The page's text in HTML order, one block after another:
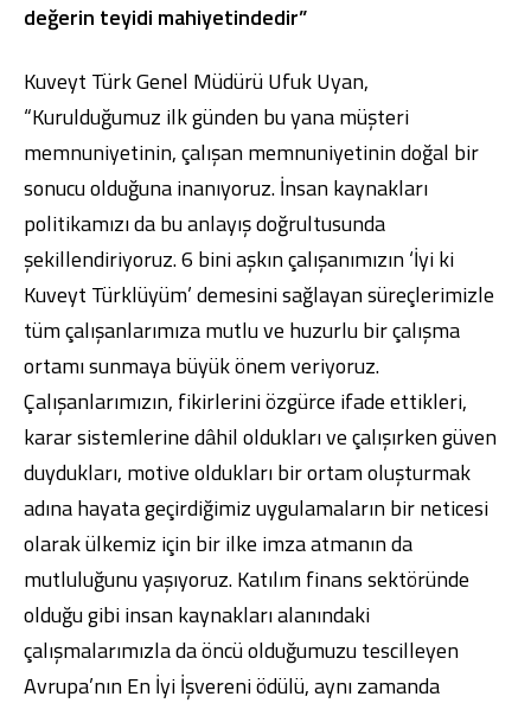
değerin teyidi mahiyetindedir”
Kuveyt Türk Genel Müdürü Ufuk Uyan,
“Kurulduğumuz ilk günden bu yana müşteri
memnuniyetinin, çalışan memnuniyetinin doğal bir
sonucu olduğuna inanıyoruz. İnsan kaynakları
politikamızı da bu anlayış doğrultusunda
şekillendiriyoruz. 6 bini aşkın çalışanımızın ‘İyi ki
Kuveyt Türklüyüm’ demesini sağlayan süreçlerimizle
tüm çalışanlarımıza mutlu ve huzurlu bir çalışma
ortamı sunmaya büyük önem veriyoruz.
Çalışanlarımızın, fikirlerini özgürce ifade ettikleri,
karar sistemlerine dâhil oldukları ve çalışırken güven
duydukları, motive oldukları bir ortam oluşturmak
adına hayata geçirdiğimiz uygulamaların bir neticesi
olarak ülkemiz için bir ilke imza atmanın da
mutluluğunu yaşıyoruz. Katılım finans sektöründe
olduğu gibi insan kaynakları alanındaki
çalışmalarımızla da öncü olduğumuzu tescilleyen
Avrupa’nın En İyi İşvereni ödülü, aynı zamanda